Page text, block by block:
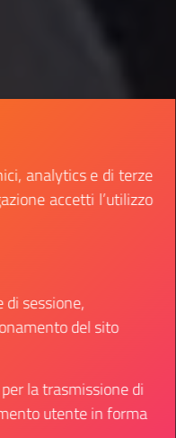
analytics e di terze
accetti l’utilizzo
di sessione,
del sito
la trasmissione di
utente in forma